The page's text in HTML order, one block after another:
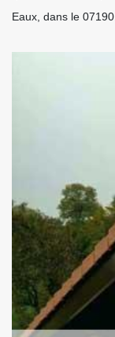
Eaux, dans le 07190.